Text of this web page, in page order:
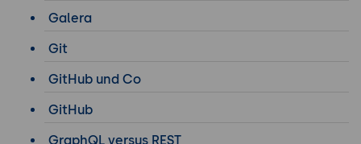
Galera
Git
GitHub und Co
GitHub
GraphQL versus REST